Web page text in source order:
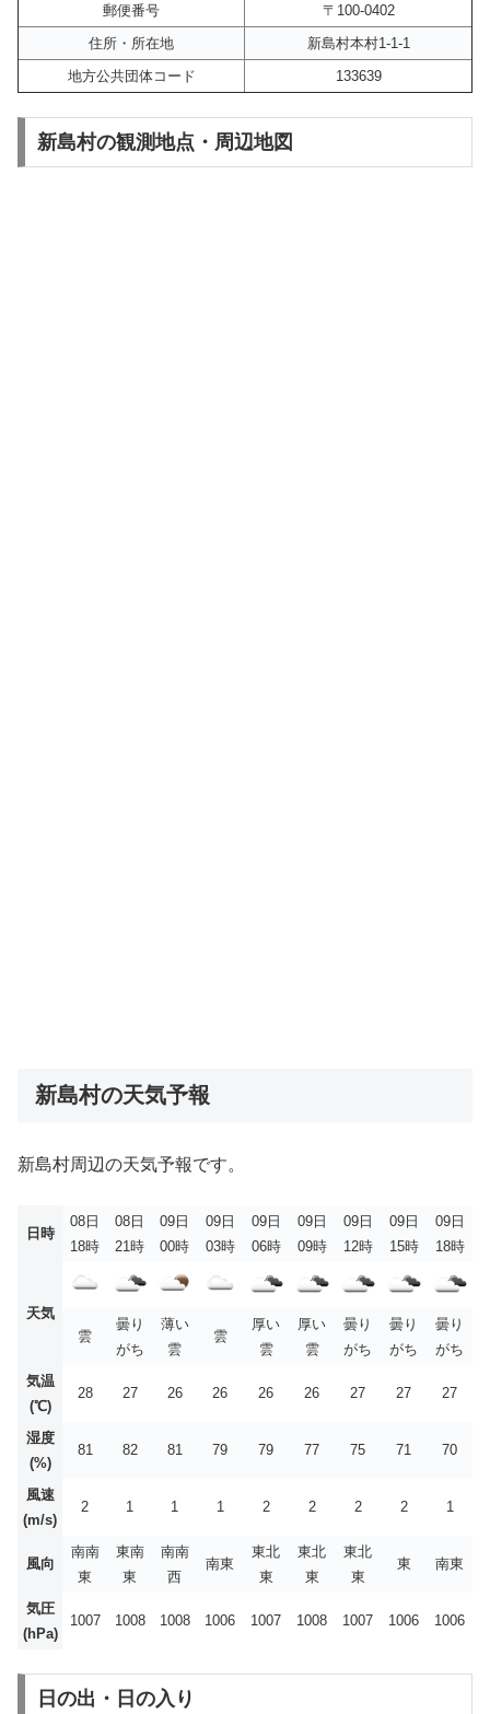
郵便番号
〒100-0402
住所・所在地
新島村本村1-1-1
地方公共団体コード
133639
新島村の観測地点・周辺地図
新島村の天気予報
新島村周辺の天気予報です。
日時
08日
18時
08日
21時
09日
00時
09日
03時
09日
06時
09日
09時
09日
12時
09日
15時
09日
18時
天気
雲
曇り
がち
薄い
雲
雲
厚い
雲
厚い
雲
曇り
がち
曇り
がち
曇り
がち
気温
(℃)
28 27 26 26 26 26 27 27 27
湿度
(%)
81 82 81 79 79 77 75 71 70
風速
(m/s)
2 1 1 1 2 2 2 2 1
風向
南南
東
東南
東
南南
西
南東
東北
東
東北
東
東北
東
東 南東
気圧
(hPa)
1007 1008 1008 1006 1007 1008 1007 1006 1006
日の出・日の入り